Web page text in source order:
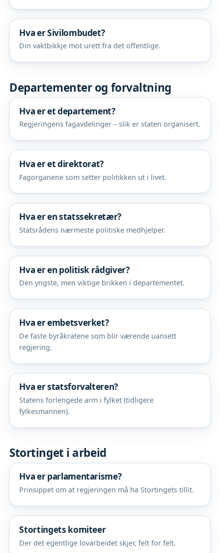
Hva er Sivilombudet?
Din vaktbikkje mot urett fra det offentlige.
Departementer og forvaltning
Hva er et departement?
Regjeringens fagavdelinger – slik er staten organisert.
Hva er et direktorat?
Fagorganene som setter politikken ut i livet.
Hva er en statssekretær?
Statsrådens nærmeste politiske medhjelper.
Hva er en politisk rådgiver?
Den yngste, men viktige brikken i departementet.
Hva er embetsverket?
De faste byråkratene som blir værende uansett
regjering.
Hva er statsforvalteren?
Statens forlengede arm i fylket (tidligere
fylkesmannen).
Stortinget i arbeid
Hva er parlamentarisme?
Prinsippet om at regjeringen må ha Stortingets tillit.
Stortingets komiteer
Der det egentlige lovarbeidet skjer, felt for felt.